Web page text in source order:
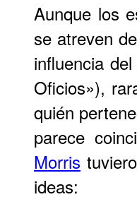
Aunque los
se atreven
influencia
Oficios»),
quién
parece
Morris
ideas: